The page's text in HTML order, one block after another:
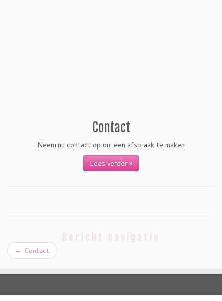
Contact
Neem nu contact op om een afspraak te maken
Lees verder »
Bericht navigatie
← Contact